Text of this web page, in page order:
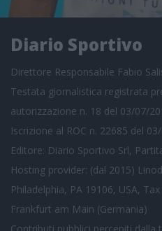
Diario Sportivo
Direttore Responsabile Fabio
Testata giornalistica registrata
autorizzazione n. 18 del 03/07/
Iscrizione al ROC n. 22685 del
Editore: Diario Sportivo Srl,
Hosting provider: (dal 2015)
Philadelphia, PA 19106, USA,
Frankfurt am Main (Germania)
Contributi pubblici percepiti dalla